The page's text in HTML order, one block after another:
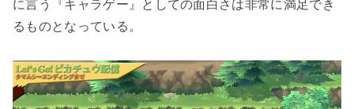
に言う『キャラゲー』としての面白さは非常に満足でき
るものとなっている。